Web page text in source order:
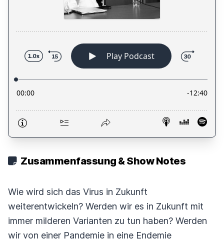
Zusammenfassung & Show Notes
Wie wird sich das Virus in Zukunft
weiterentwickeln? Werden wir es in Zukunft mit
immer milderen Varianten zu tun haben? Werden
wir von einer Pandemie in eine Endemie